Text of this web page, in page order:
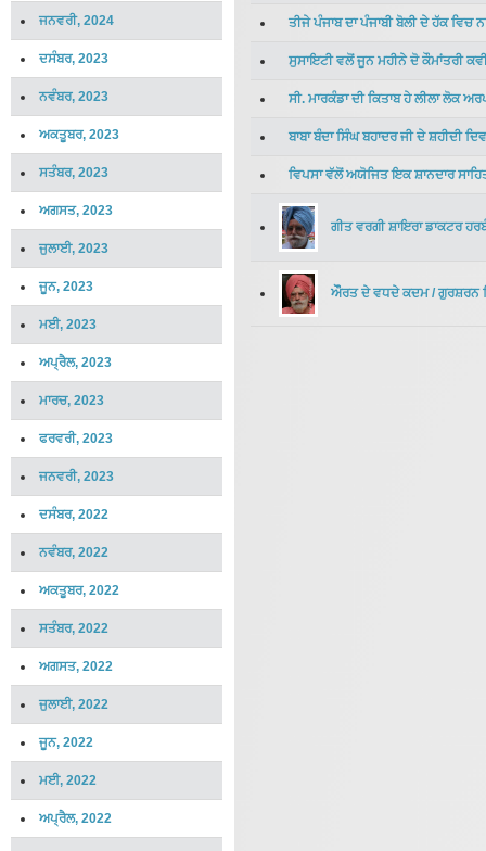
ਜਨਵਰੀ, 2024
ਦਸੰਬਰ, 2023
ਨਵੰਬਰ, 2023
ਅਕਤੂਬਰ, 2023
ਸਤੰਬਰ, 2023
ਅਗਸਤ, 2023
ਜੁਲਾਈ, 2023
ਜੂਨ, 2023
ਮਈ, 2023
ਅਪ੍ਰੈਲ, 2023
ਮਾਰਚ, 2023
ਫਰਵਰੀ, 2023
ਜਨਵਰੀ, 2023
ਦਸੰਬਰ, 2022
ਨਵੰਬਰ, 2022
ਅਕਤੂਬਰ, 2022
ਸਤੰਬਰ, 2022
ਅਗਸਤ, 2022
ਜੁਲਾਈ, 2022
ਜੂਨ, 2022
ਮਈ, 2022
ਅਪ੍ਰੈਲ, 2022
ਤੀਜੇ ਪੰਜਾਬ ਦਾ ਪੰਜਾਬੀ ਬੋਲੀ ਦੇ ਹੱਕ ਵਿਚ
ਸੁਸਾਇਟੀ ਵਲੋਂ ਜੂਨ ਮਹੀਨੇ ਦੋ ਕੌਮਾਂਤਰੀ
ਸੀ. ਮਾਰਕੰਡਾ ਦੀ ਕਿਤਾਬ ਹੇ ਲੀਲਾ ਲੋਕ
ਬਾਬਾ ਬੰਦਾ ਸਿੰਘ ਬਹਾਦਰ ਜੀ ਦੇ ਸ਼ਹੀਦੀ
ਵਿਪਸਾ ਵੱਲੋਂ ਅਯੋਜਿਤ ਇਕ ਸ਼ਾਨਦਾਰ
ਗੀਤ ਵਰਗੀ ਸ਼ਾਇਰਾ ਡਾਕਟਰ
ਔੌਰਤ ਦੇ ਵਧਦੇ ਕਦਮ/ ਗੁਰਸ਼ਰਨ